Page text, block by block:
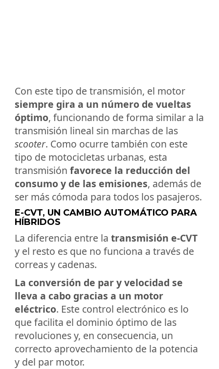
Con este tipo de transmisión, el motor
siempre gira a un número de vueltas
óptimo, funcionando de forma similar a la
transmisión lineal sin marchas de las
scooter. Como ocurre también con este
tipo de motocicletas urbanas, esta
transmisión favorece la reducción del
consumo y de las emisiones, además de
ser más cómoda para todos los pasajeros.
E-CVT, UN CAMBIO AUTOMÁTICO PARA
HÍBRIDOS
La diferencia entre la transmisión e-CVT
y el resto es que no funciona a través de
correas y cadenas.
La conversión de par y velocidad se
lleva a cabo gracias a un motor
eléctrico. Este control electrónico es lo
que facilita el dominio óptimo de las
revoluciones y, en consecuencia, un
correcto aprovechamiento de la potencia
y del par motor.